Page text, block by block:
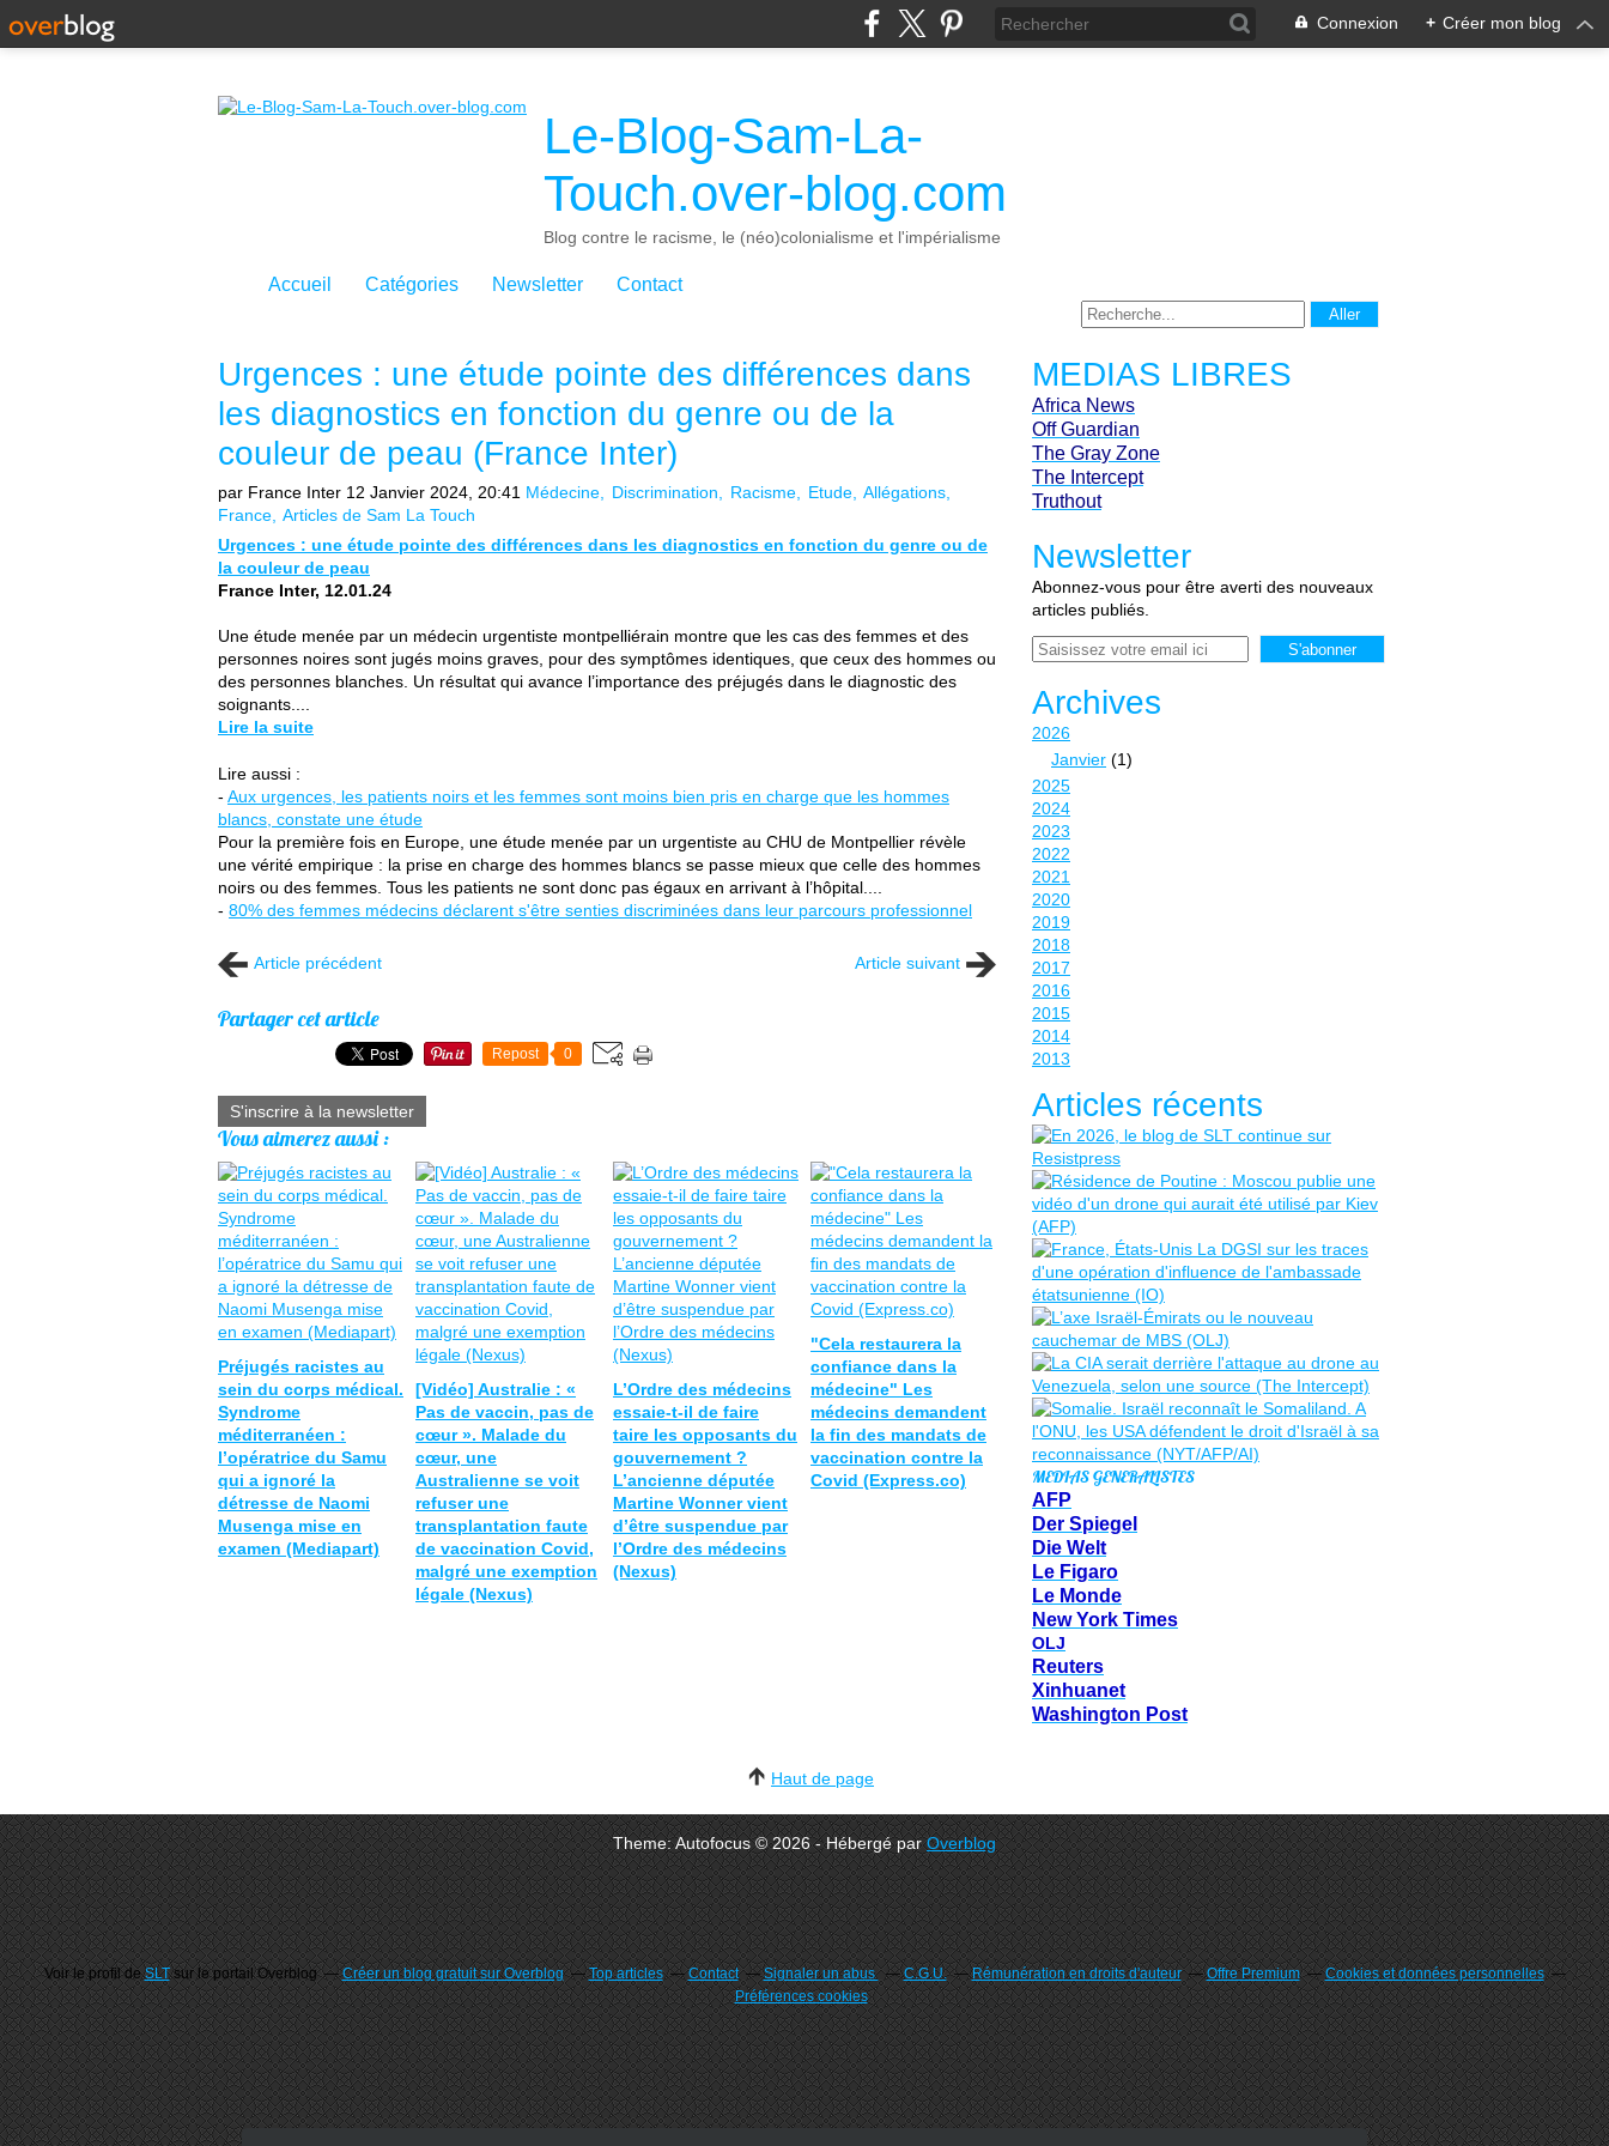
Connexion + Créer mon blog
Le-Blog-Sam-La-
Touch.over-blog.com
Blog contre le racisme, le (néo)colonialisme et l'impérialisme
Accueil Catégories Newsletter Contact
Urgences : une étude pointe des différences dans
les diagnostics en fonction du genre ou de la
couleur de peau (France Inter)
par France Inter 12 Janvier 2024, 20:41 Médecine Discrimination Racisme Etude Allégations
France Articles de Sam La Touch
Urgences : une étude pointe des différences dans les diagnostics en fonction du genre ou de
la couleur de peau
France Inter, 12.01.24
Une étude menée par un médecin urgentiste montpelliérain montre que les cas des femmes et des
personnes noires sont jugés moins graves, pour des symptômes identiques, que ceux des hommes ou
des personnes blanches. Un résultat qui avance l’importance des préjugés dans le diagnostic des
soignants....
Lire la suite
Lire aussi :
- Aux urgences, les patients noirs et les femmes sont moins bien pris en charge que les hommes
blancs, constate une étude
Pour la première fois en Europe, une étude menée par un urgentiste au CHU de Montpellier révèle
une vérité empirique : la prise en charge des hommes blancs se passe mieux que celle des hommes
noirs ou des femmes. Tous les patients ne sont donc pas égaux en arrivant à l’hôpital.
- 80% des femmes médecins déclarent s'être senties discriminées dans leur parcours professionnel
Article précédent Article suivant
Partager cet article
Repost 0
S'inscrire à la newsletter
Vous aimerez aussi :
Préjugés racistes au
sein du corps médical.
Syndrome
méditerranéen :
l’opératrice du Samu
qui a ignoré la
détresse de Naomi
Musenga mise en
examen (Mediapart)
[Vidéo] Australie : «
Pas de vaccin, pas de
cœur ». Malade du
cœur, une
Australienne se voit
refuser une
transplantation faute
de vaccination Covid,
malgré une exemption
légale (Nexus)
L’Ordre des médecins
essaie-t-il de faire
taire les opposants du
gouvernement ?
L’ancienne députée
Martine Wonner vient
d’être suspendue par
l’Ordre des médecins
(Nexus)
"Cela restaurera la
confiance dans la
médecine" Les
médecins demandent
la fin des mandats de
vaccination contre la
Covid (Express.co)
MEDIAS LIBRES
Africa News
Off Guardian
The Gray Zone
The Intercept
Truthout
Newsletter
Abonnez-vous pour être averti des nouveaux
articles publiés.
Email
Archives
2026
Janvier (1)
2025
2024
2023
2022
2021
2020
2019
2018
2017
2016
2015
2014
2013
Articles récents
MEDIAS GENERALISTES
AFP
Der Spiegel
Die Welt
Le Figaro
Le Monde
New York Times
OLJ
Reuters
Xinhuanet
Washington Post
Haut de page
Theme: Autofocus © 2026 - Hébergé parOverblog
Voir le profil deSLTsur le portail Overblog Créer un blog gratuit sur Overblog Top articles Contact Signaler un abus C.G.U. Rémunération en droits d'auteur Offre Premium
Cookies et données personnelles
Préférences cookies